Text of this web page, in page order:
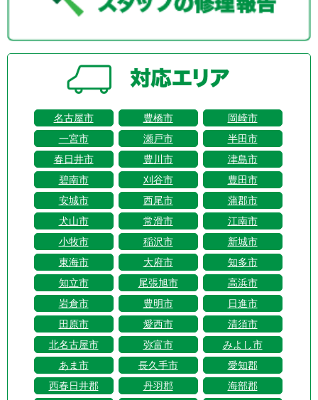
名古屋市 豊橋市
岡崎市
一宮市
瀬戸市
半田市
春日井市
豊川市
津島市
碧南市
刈谷市
豊田市
安城市
西尾市
蒲郡市
犬山市
常滑市
江南市
小牧市
稲沢市
新城市
東海市
大府市
知多市
知立市
尾張旭市
高浜市
岩倉市
豊明市
日進市
田原市
愛西市
清須市
北名古屋市
弥富市
みよし市
あま市
長久手市
愛知郡
西春日井郡
丹羽郡
海部郡